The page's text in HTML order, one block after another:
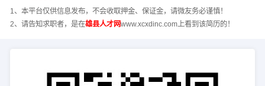
1、本平台仅供信息发布，不会收取押金、保证金，请微友务必谨慎！
2、请告知求职者，是在雄县人才网www.xcxdinc.com上看到该简历的！